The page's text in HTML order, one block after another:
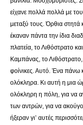
είχανε πολλά πολλά με
μεταξύ τους. Όρθια στητά
έκαναν πάντα την ίδια
πλατεία, το Λιθόστρατο
Καμπάνας, το Λιθόστρατο,
φοίνικες. Αυτό. Ένα πάνω
ολόκληρα. Κι αυτή η μια
ολόκληρη η πόλη, για να
των αντρών, για να
ήξεραν γι’ αυτές